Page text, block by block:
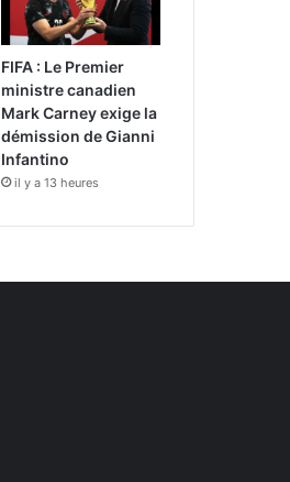
FIFA : Le Premier
ministre canadien
Mark Carney exige la
démission de Gianni
Infantino
il y a 13 heures